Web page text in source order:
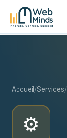
Accueil /Services/
⚙️